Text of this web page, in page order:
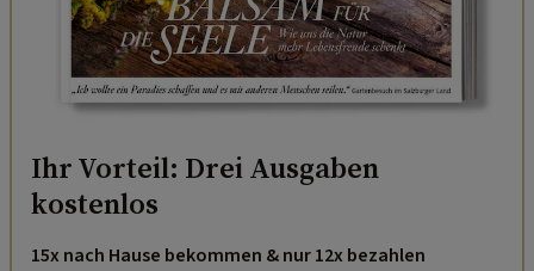
Ihr Vorteil: Drei Ausgaben
kostenlos
15x nach Hause bekommen & nur 12x bezahlen